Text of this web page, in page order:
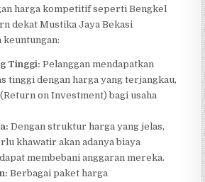
harga kompetitif seperti Bengkel
dekat Mustika Jaya Bekasi
Tinggi: Pelanggan mendapatkan
tinggi dengan harga yang terjangkau,
on Investment) bagi usaha
Dengan struktur harga yang jelas,
khawatir akan adanya biaya
membebani anggaran mereka.
Berbagai paket harga